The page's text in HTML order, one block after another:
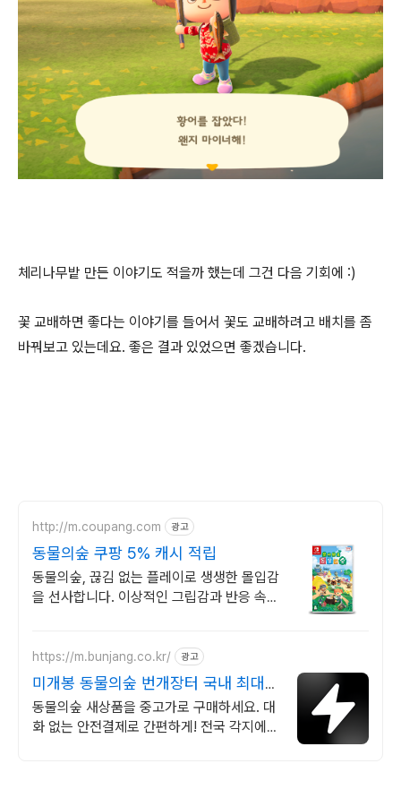
체리나무밭 만든 이야기도 적을까 했는데 그건 다음 기회에 :)
꽃 교배하면 좋다는 이야기를 들어서 꽃도 교배하려고 배치를 좀
바꿔보고 있는데요. 좋은 결과 있었으면 좋겠습니다.
http://m.coupang.com 광고
동물의숲 쿠팡 5% 캐시 적립
동물의숲, 끊김 없는 플레이로 생생한 몰입감
을 선사합니다. 이상적인 그립감과 반응 속도
https://m.bunjang.co.kr/ 광고
미개봉 동물의숲 번개장터 국내 최대
브랜드 중고거래
동물의숲 새상품을 중고가로 구매하세요. 대
화 없는 안전결제로 간편하게! 전국 각지에서